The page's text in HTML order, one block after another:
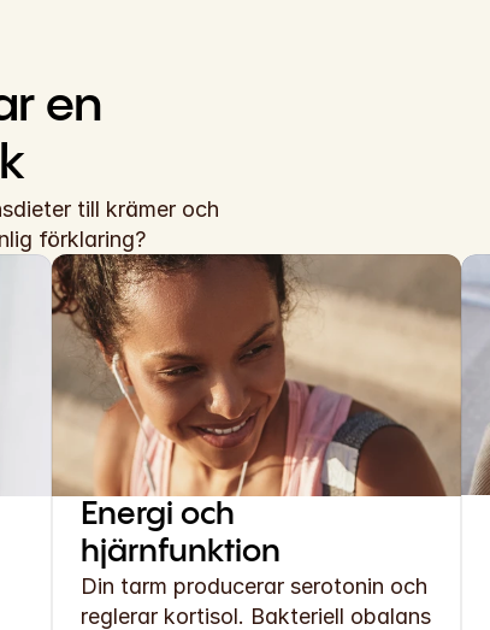
en
till krämer och
förklaring?
Energi och
hjärnfunktion
Din tarm producerar serotonin och
reglerar kortisol. Bakteriell obalans